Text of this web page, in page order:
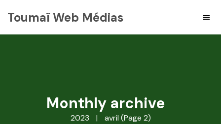
Toumaï Web Médias
Monthly archive
2023 | avril (Page 2)